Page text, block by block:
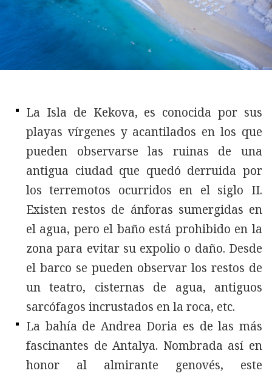
La Isla de Kekova, es conocida por sus
playas vírgenes y acantilados en los que
pueden observarse las ruinas de una
antigua ciudad que quedó derruida por
los terremotos ocurridos en el siglo II.
Existen restos de ánforas sumergidas en
el agua, pero el baño está prohibido en la
zona para evitar su expolio o daño. Desde
el barco se pueden observar los restos de
un teatro, cisternas de agua, antiguos
sarcófagos incrustados en la roca, etc.
La bahía de Andrea Doria es de las más
fascinantes de Antalya. Nombrada así en
honor al almirante genovés, este